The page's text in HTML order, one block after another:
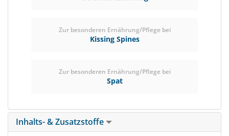
Zur besonderen Ernährung/Pflege bei
Kissing Spines
Zur besonderen Ernährung/Pflege bei
Spat
Inhalts- & Zusatzstoffe